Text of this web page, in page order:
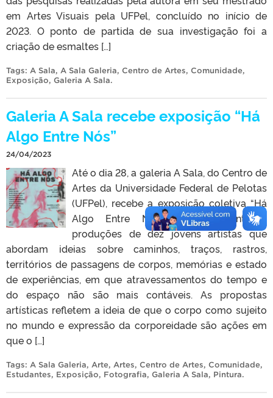
em Artes Visuais pela UFPel, concluído no início de
2023. O ponto de partida de sua investigação foi a
criação de esmaltes […]
Tags: A Sala, A Sala Galeria, Centro de Artes, Comunidade,
Exposição, Galeria A Sala.
Galeria A Sala recebe exposição “Há
Algo Entre Nós”
24/04/2023
Até o dia 28, a galeria A Sala, do Centro de
Artes da Universidade Federal de Pelotas
(UFPel), recebe a exposição coletiva “Há
Algo Entre Nós”. São apresentadas
produções de dez jovens artistas que
abordam ideias sobre caminhos, traços, rastros,
territórios de passagens de corpos, memórias e estado
de experiências, em que atravessamentos do tempo e
do espaço não são mais contáveis. As propostas
artísticas refletem a ideia de que o corpo como sujeito
no mundo e expressão da corporeidade são ações em
que o […]
Tags: A Sala Galeria, Arte, Artes, Centro de Artes, Comunidade,
Estudantes, Exposição, Fotografia, Galeria A Sala, Pintura.